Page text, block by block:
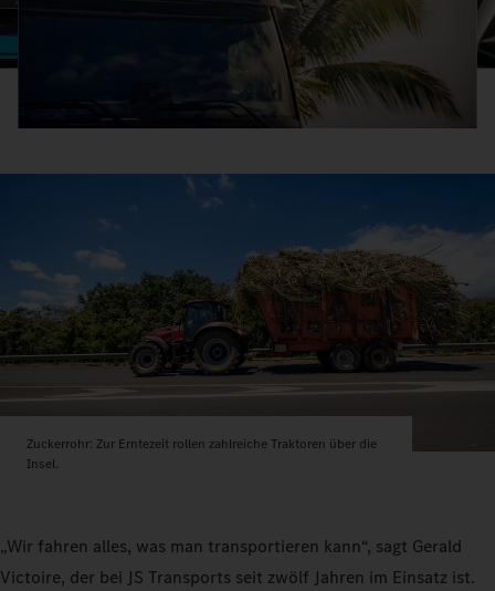
Zuckerrohr: Zur Erntezeit rollen zahlreiche Traktoren über die
Insel.
„Wir fahren alles, was man transportieren kann“, sagt Gerald
Victoire, der bei JS Transports seit zwölf Jahren im Einsatz ist.